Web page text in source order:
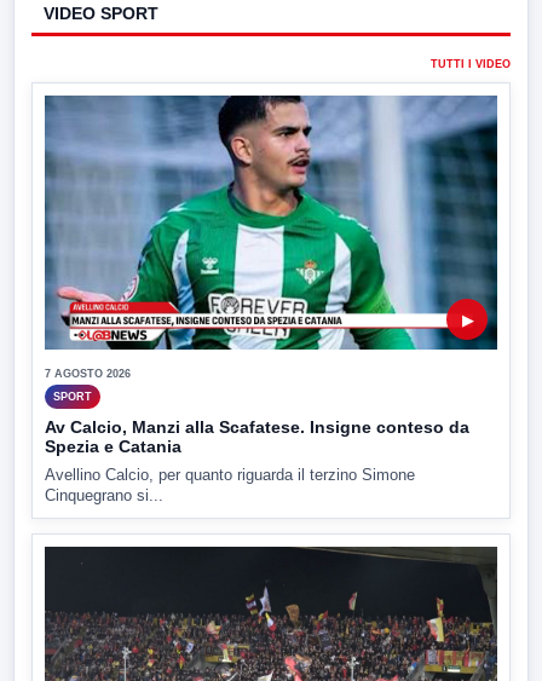
VIDEO SPORT
TUTTI I VIDEO
▶
7 AGOSTO 2026
SPORT
Av Calcio, Manzi alla Scafatese. Insigne conteso da
Spezia e Catania
Avellino Calcio, per quanto riguarda il terzino Simone
Cinquegrano si...